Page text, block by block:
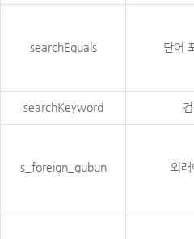
searchEquals 단어
searchKeyword
s_foreign_gubun 외